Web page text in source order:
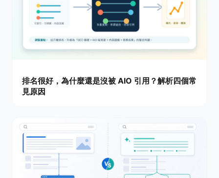
排名很好，為什麼還是沒被 AIO 引用？解析四個常
見原因